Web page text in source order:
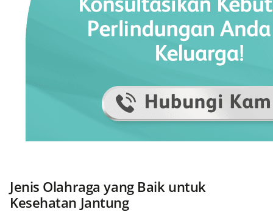
Jenis Olahraga yang Baik untuk
Kesehatan Jantung